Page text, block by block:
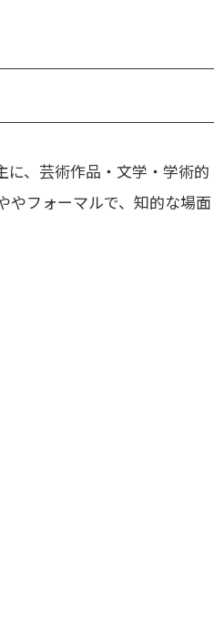
に、芸術作品・文学・学術的
やフォーマルで、知的な場面